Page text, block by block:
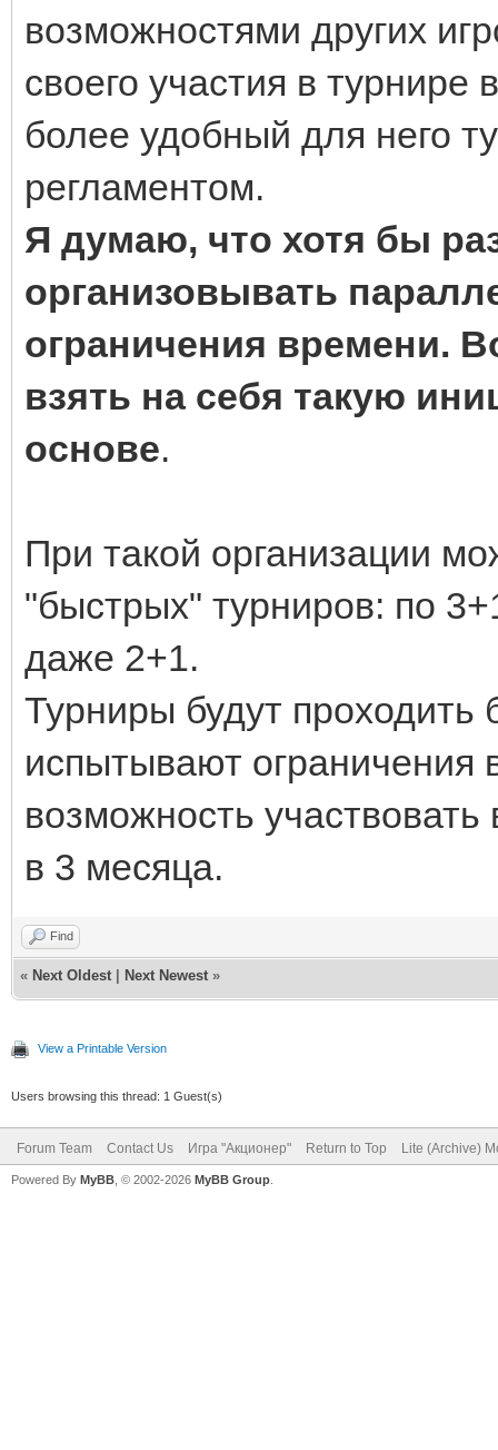
возможностями других
своего участия в турнире
более удобный для него
регламентом.
Я думаю, что хотя бы
организовывать
ограничения времени.
взять на себя такую
основе.
При такой организации
"быстрых" турниров: по
даже 2+1.
Турниры будут проходить
испытывают ограничения
возможность
в 3 месяца.
Find
« Next Oldest Next Newest »
View a Printable Version
Users browsing this thread: 1 Guest(s)
Forum Team Contact Us Игра "Акционер" Return to Top Lite (Archive)
Powered By MyBB , © 2002-2026 MyBB Group